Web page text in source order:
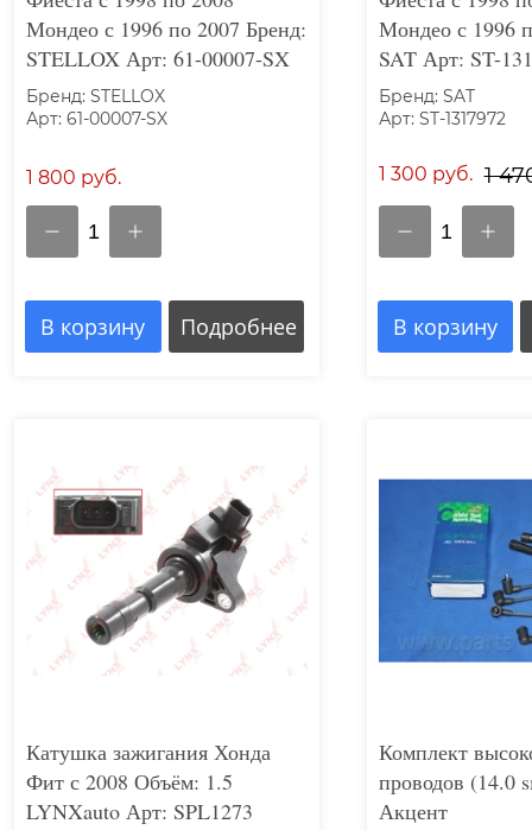
Мондео с 1996 по 2007 Бренд:
STELLOX Арт: 61-00007-SX
Бренд: STELLOX
Арт: 61-00007-SX
1 800 руб.
1
В корзину Подробнее
Мондео с 1996
SAT Арт: ST-
Бренд: SAT
Арт: ST-1317972
1 300 руб. 1
1
В корзину
Катушка зажигания Хонда
Фит с 2008 Объём: 1.5
LYNXauto Арт: SPL1273
Комплект
проводов (14.0
Акцент